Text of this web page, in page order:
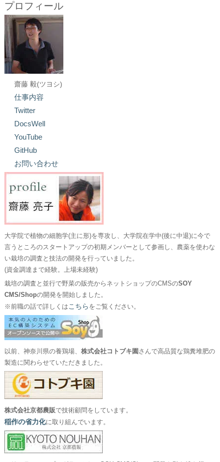
プロフィール
齋藤 毅(ツヨシ)
仕事内容
Twitter
DocsWell
YouTube
GitHub
お問い合わせ
大学院で植物の細胞学(主に形)を専攻し、大学院在学中(後に中退)に今で
言うところのスタートアップの初期メンバーとして参画し、農薬を使わな
い栽培の調査と技法の開発を行っていました。
(資金調達まで経験。上場未経験)
栽培の調査と並行で野菜の販売からネットショップのCMSのSOY
CMS/Shopの開発を開始しました。
※前職の話で詳しくは こちら をご覧ください。
以前、神奈川県の養鶏場、 株式会社コトブキ園 さんで高品質な鶏糞堆肥の
製造に関わらせていただきました。
株式会社京都農販で技術顧問をしています。
稲作の省力化に取り組んでいます。